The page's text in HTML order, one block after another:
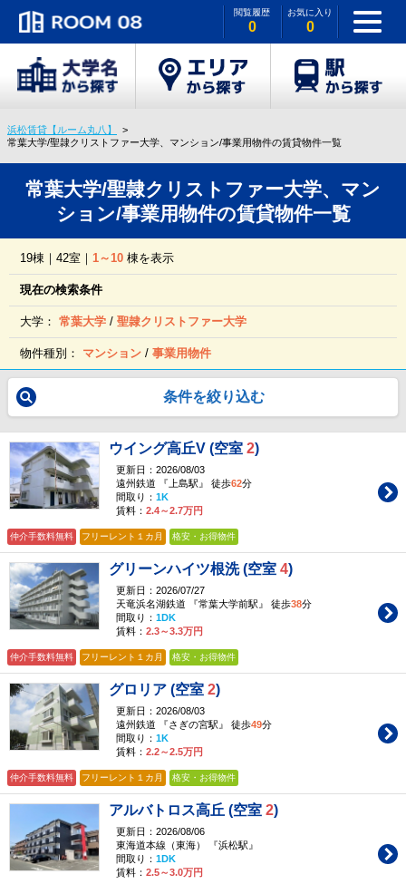
閲覧履歴
0
お気に入り
0
浜松賃貸【ルーム丸八】
常葉大学/聖隷クリストファー大学、マンション/事業用物件の賃貸物件一覧
常葉大学/聖隷クリストファー大学、マン
ション/事業用物件の賃貸物件一覧
19棟｜42室｜ 1～10 棟を表示
現在の検索条件
大学：常葉大学/聖隷クリストファー大学
物件種別： マンション/事業用物件
条件を絞り込む
ウイング高丘V (空室 2)
更新日：2026/08/03
遠州鉄道 『上島駅』 徒歩62分
間取り： 1K
賃料： 2.4～2.7万円
仲介手数料無料 フリーレント１カ月 格安・お得物件
グリーンハイツ根洗 (空室 4)
更新日：2026/07/27
天竜浜名湖鉄道 『常葉大学前駅』 徒歩38分
間取り： 1DK
賃料： 2.3～3.3万円
仲介手数料無料 フリーレント１カ月 格安・お得物件
グロリア (空室 2)
更新日：2026/08/03
遠州鉄道 『さぎの宮駅』 徒歩49分
間取り： 1K
賃料： 2.2～2.5万円
仲介手数料無料 フリーレント１カ月 格安・お得物件
アルバトロス高丘 (空室 2)
更新日：2026/08/06
東海道本線（東海） 『浜松駅』
間取り： 1DK
賃料： 2.5～3.0万円